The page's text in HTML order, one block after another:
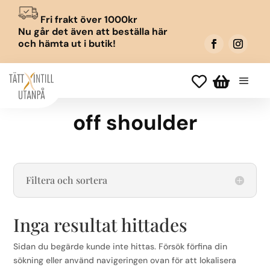
Fri frakt över 1000kr
Nu går det även att beställa här
och hämta ut i butik!
 
off shoulder
Filtera och sortera
Inga resultat hittades
Sidan du begärde kunde inte hittas. Försök förfina din
sökning eller använd navigeringen ovan för att lokalisera